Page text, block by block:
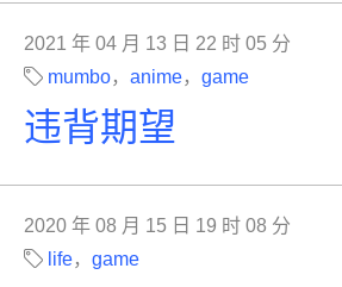
2021 年 04 月 13 日 22 时 05 分
mumbo， anime， game
违背期望
2020 年 08 月 15 日 19 时 08 分
life， game